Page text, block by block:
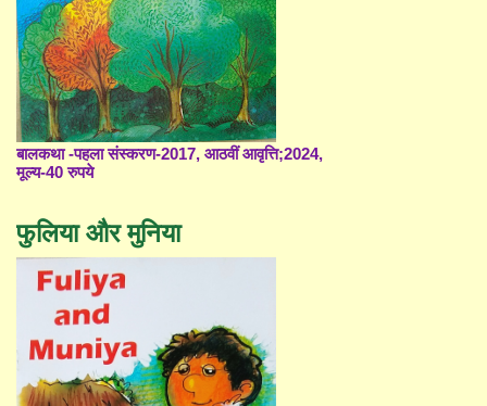
बालकथा -पहला संस्करण-2017, आठवीं आवृत्ति;2024,
मूल्य-40 रुपये
फुलिया और मुनिया